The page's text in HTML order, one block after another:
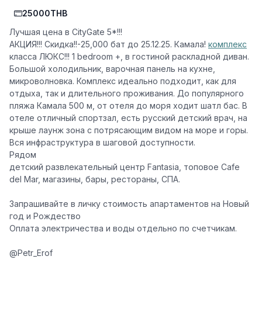
25000THB
Лучшая цена в CityGate 5*!!!
АКЦИЯ!!! Скидка!!-25,000 бат до 25.12.25. Камала! комплекс
класса ЛЮКС!!! 1 bedroom +, в гостиной раскладной диван.
Большой холодильник, варочная панель на кухне,
микроволновка. Комплекс идеально подходит, как для
отдыха, так и длительного проживания. До популярного
пляжа Камала 500 м, от отеля до моря ходит шатл бас. В
отеле отличный спортзал, есть русский детский врач, на
крыше лаунж зона с потрясающим видом на море и горы.
Вся инфраструктура в шаговой доступности.
Рядом
детский развлекательный центр Fantasia, топовое Cafe
del Mar, магазины, бары, рестораны, СПА.
Запрашивайте в личку стоимость апартаментов на Новый
год и Рождество
Оплата электричества и воды отдельно по счетчикам.
@Petr_Erof